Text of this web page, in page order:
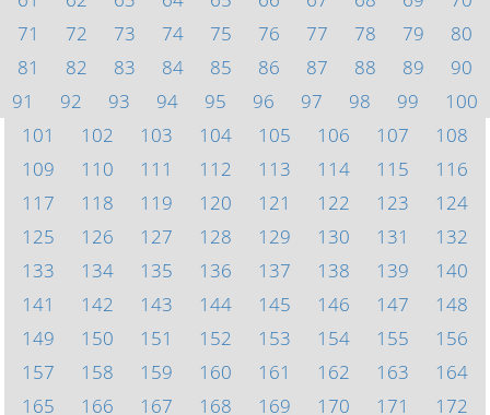
71
72 73 74 75 76 77 78 79
80
81
82 83 84 85 86 87 88 89
90
91
92 93 94 95 96 97 98 99
100
101
102 103 104 105 106 107
108
109
110 111 112 113 114 115
116
117
118 119 120 121 122 123
124
125
126 127 128 129 130 131
132
133
134 135 136 137 138 139
140
141
142 143 144 145 146 147
148
149
150 151 152 153 154 155
156
157
158 159 160 161 162 163
164
165
166 167 168 169 170 171
172